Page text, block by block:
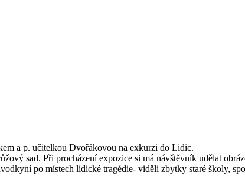
a p. učitelkou Dvořákovou na exkurzi do Lidic.
sad. Při procházení expozice si má návštěvník udělat
po místech lidické tragédie- viděli zbytky staré školy,